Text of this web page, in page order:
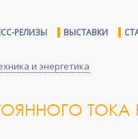
РЕЛИЗЫ ВЫСТАВКИ
и энергетика
ТОКА